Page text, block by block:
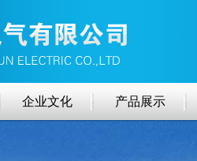
企业文化 产品展示